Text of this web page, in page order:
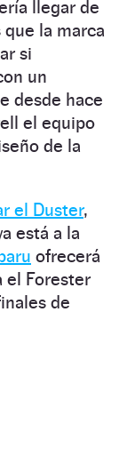
llegar de
la marca
si
un
desde hace
el equipo
de la
el Duster,
está a la
ofrecerá
el Forester
de